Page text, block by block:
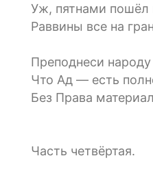
Уж, пятнами пошёл
Раввины все на
Преподнеси
Что Ад — есть
Без Права
Часть четвёртая.